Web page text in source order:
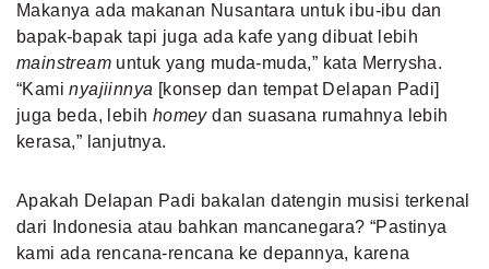
Makanya ada makanan Nusantara untuk ibu-ibu dan
bapak-bapak tapi juga ada kafe yang dibuat lebih
mainstream untuk yang muda-muda,” kata Merrysha.
“Kaminyajiinnya [konsep dan tempat Delapan Padi]
juga beda, lebih homeydan suasana rumahnya lebih
kerasa,” lanjutnya.
Apakah Delapan Padi bakalan datengin musisi terkenal
dari Indonesia atau bahkan mancanegara? “Pastinya
kami ada rencana-rencana ke depannya, karena